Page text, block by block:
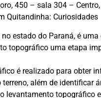
450 – sala 304 –
Quitandinha: Curiosidades
estado do Paraná, é
topográfico uma etapa
é realizado para obter
além de identificar
levantamento topográfico